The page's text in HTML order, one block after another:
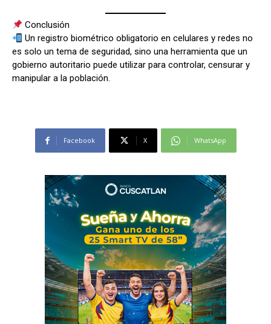
Conclusión
Un registro biométrico obligatorio en celulares y redes no
es solo un tema de seguridad, sino una herramienta que un
gobierno autoritario puede utilizar para controlar, censurar y
manipular a la población.
Facebook X WhatsApp